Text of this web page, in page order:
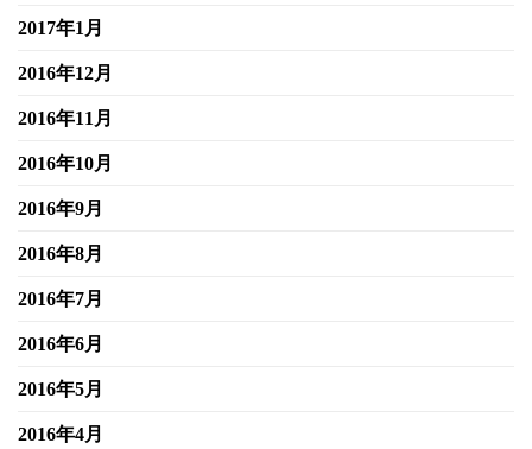
2017年1月
2016年12月
2016年11月
2016年10月
2016年9月
2016年8月
2016年7月
2016年6月
2016年5月
2016年4月